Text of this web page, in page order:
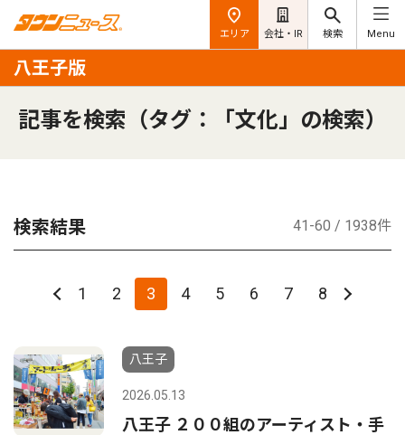
エリア 会社・IR 検索 Menu
八王子版
記事を検索（タグ：「文化」の検索）
検索結果 41-60 / 1938件
1 2 3 4 5 6 7 8
八王子
2026.05.13
八王子 ２００組のアーティスト・手